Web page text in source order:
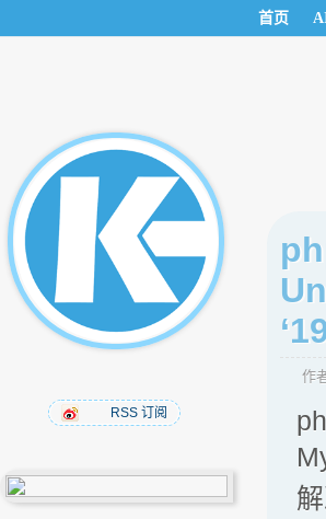
首页
RSS 订阅
作